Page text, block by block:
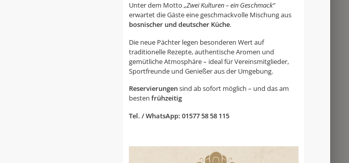
Unter dem Motto „Zwei Kulturen – ein Geschmack“
erwartet die Gäste eine geschmackvolle Mischung aus
bosnischer und deutscher Küche.
Die neue Pächter legen besonderen Wert auf
traditionelle Rezepte, authentische Aromen und
gemütliche Atmosphäre – ideal für Vereinsmitglieder,
Sportfreunde und Genießer aus der Umgebung.
Reservierungensind ab sofort möglich – und das am
besten frühzeitig
Tel. / WhatsApp: 01577 58 58 115